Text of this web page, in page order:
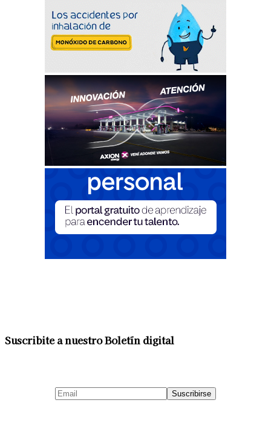
Suscribite a nuestro Boletín digital